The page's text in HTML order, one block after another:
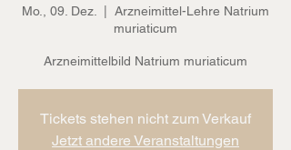
Mo., 09. Dez.
Arzneimittel-Lehre Natrium
muriaticum
Arzneimittelbild Natrium muriaticum
Tickets stehen nicht zum Verkauf
Jetzt andere Veranstaltungen